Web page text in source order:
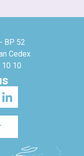
BP 52
Cedex
10 10